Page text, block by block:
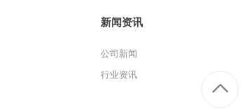
新闻资讯
公司新闻
行业资讯